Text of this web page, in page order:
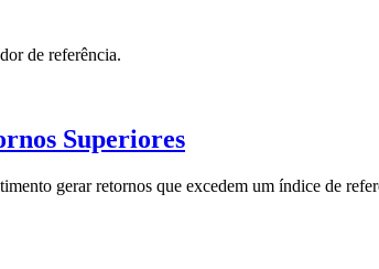
de referência.
Superiores
gerar retornos que excedem um índice de